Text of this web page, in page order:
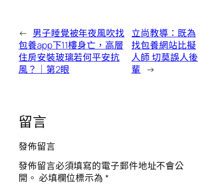
← 男子睡覺被年夜風吹找
包養app下11樓身亡，高層
住房安裝玻璃若何平安抗
風？｜第2眼
立尚教導：既為
找包養網站比擬
人師 切莫誤人後
輩 →
留言
發佈留言
發佈留言必須填寫的電子郵件地址不會公
開。 必填欄位標示為*